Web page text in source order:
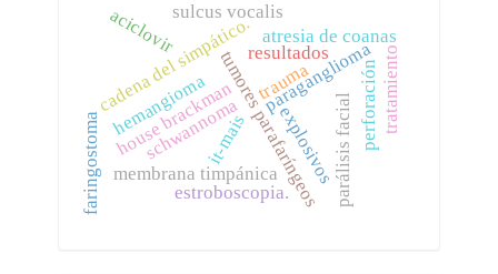
schwannoma
paraganglioma
tumores parafaríngeos
cadena del simpático. atresia de coanas
perforación
membrana timpánica
trauma
explosivos
sulcus vocalis
estroboscopia. parálisis facial
tratamiento
house brackman
aciclovir
hemangioma
faringostoma it-mais
resultados